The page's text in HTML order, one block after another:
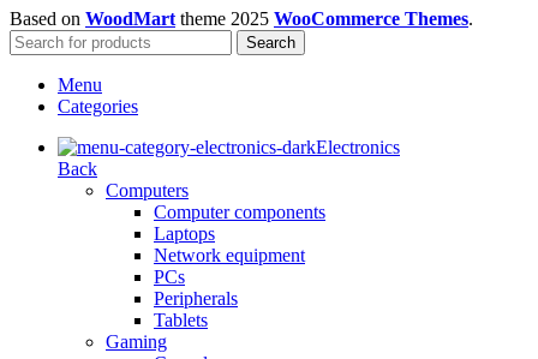
Based on WoodMart theme 2025 WooCommerce Themes.
Search
Menu
Categories
Electronics
Back
Computers
Computer components
Laptops
Network equipment
PCs
Peripherals
Tablets
Gaming